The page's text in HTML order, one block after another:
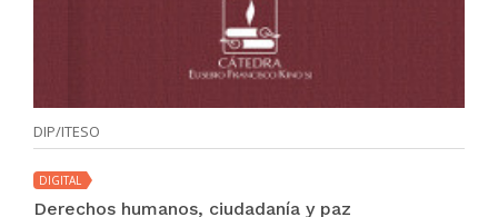
DIP/ITESO
DIGITAL
Derechos humanos, ciudadanía y paz